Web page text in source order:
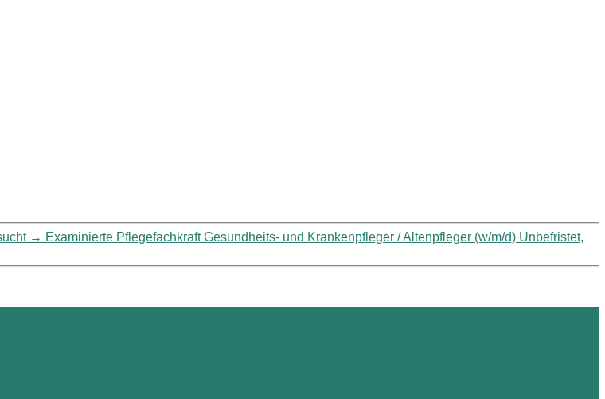
→ Examinierte Pflegefachkraft Gesundheits- und Krankenpfleger / Altenpfleger (w/m/d) Unbefristet,